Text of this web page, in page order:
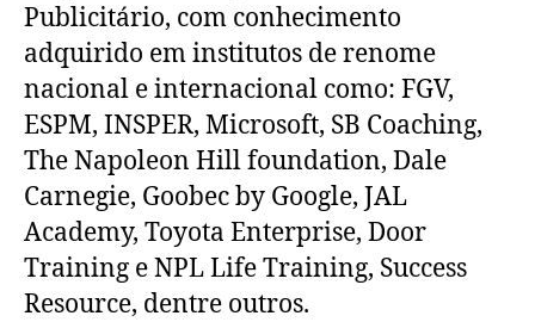
Publicitário, com conhecimento
adquirido em institutos de renome
nacional e internacional como: FGV,
ESPM, INSPER, Microsoft, SB Coaching,
The Napoleon Hill foundation, Dale
Carnegie, Goobec by Google, JAL
Academy, Toyota Enterprise, Door
Training e NPL Life Training, Success
Resource, dentre outros.